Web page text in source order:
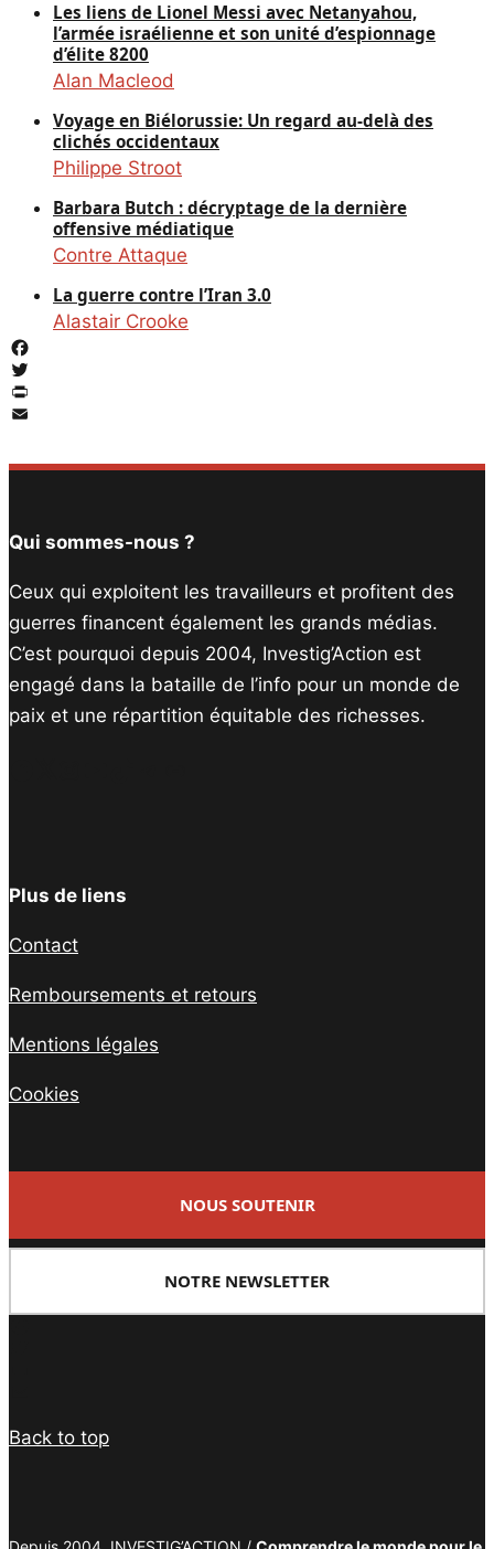
Les liens de Lionel Messi avec Netanyahou,
l’armée israélienne et son unité d’espionnage
d’élite 8200
Alan Macleod
Voyage en Biélorussie: Un regard au-delà des
clichés occidentaux
Philippe Stroot
Barbara Butch : décryptage de la dernière
offensive médiatique
Contre Attaque
La guerre contre l’Iran 3.0
Alastair Crooke
Facebook
Twitter
PrintFriendly
Qui sommes-nous ?
Ceux qui exploitent les travailleurs et profitent des
guerres financent également les grands médias.
C’est pourquoi depuis 2004, Investig’Action est
engagé dans la bataille de l’info pour un monde de
paix et une répartition équitable des richesses.
Plus de liens
Contact
Remboursements et retours
Mentions légales
Cookies
NOUS SOUTENIR
NOTRE NEWSLETTER
Back to top